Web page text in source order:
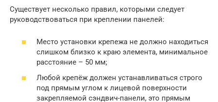
Существует несколько правил, которыми следует
руководствоваться при креплении панелей:
Место установки крепежа не должно находиться
слишком близко к краю элемента, минимальное
расстояние – 50 мм;
Любой крепёж должен устанавливаться строго
под прямым углом к лицевой поверхности
закрепляемой сэндвич-панели, это прямым